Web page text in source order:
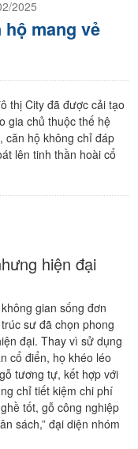
2025
mang vẻ
thị City đã được cải tạo
gia chủ thuộc thế hệ
căn hộ không chỉ đáp
lên tinh thần hoài cổ
hiện đại
gian sống đơn
sư đã chọn phong
đại. Thay vì sử dụng
cổ điển, họ khéo léo
tương tự, kết hợp với
chỉ tiết kiệm chi phí
tốt, gỗ công nghiệp
sách,” đại diện nhóm